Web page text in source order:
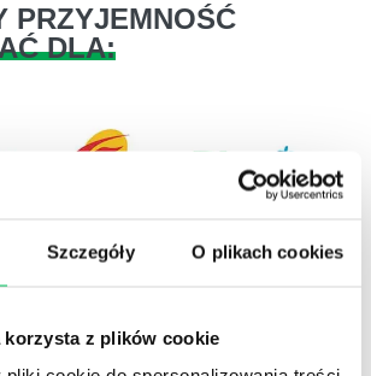
Szczegóły O plikach cookies
korzysta z plików cookie
PRZYJEMNOŚĆ
DLA: